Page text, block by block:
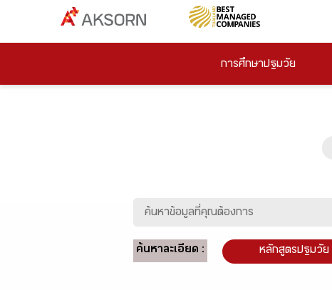
การศึกษาปฐมวัย
ค้นหาละเอียด : หลักสูตรปฐมวัย